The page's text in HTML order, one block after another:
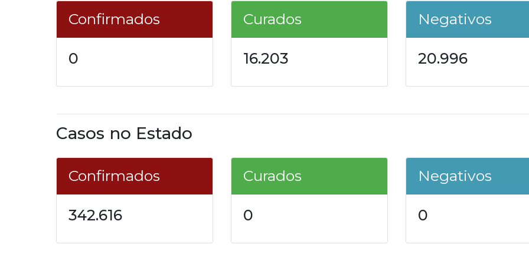
Confirmados
0
Curados
16.203
Negativos
20.996
Casos no Estado
Confirmados
342.616
Curados
0
Negativos
0